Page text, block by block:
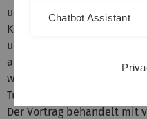
und Kunst der Universität
Künstlern, Musikern,
und natürlich Studenten
aus dem Grenzbereich von
widmet, z. B. der Vertonung
Turbulenzen oder der
Der Vortrag behandelt mit
Chatbot Assistant